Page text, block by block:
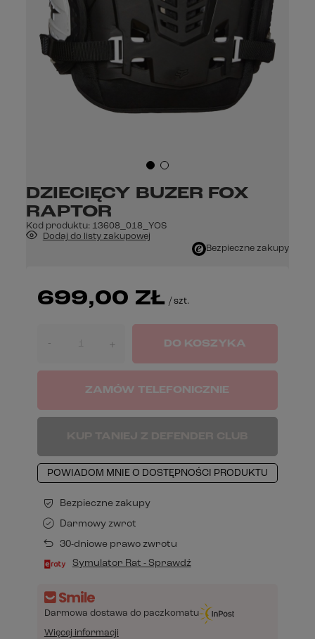
DZIECIĘCY BUZER FOX
RAPTOR
Kod produktu: 13608_018_YOS
Dodaj do listy zakupowej
Bezpieczne zakupy
699,00 ZŁ / szt.
- + DO KOSZYKA
ZAMÓW TELEFONICZNIE
POWIADOM MNIE O DOSTĘPNOŚCI PRODUKTU
Bezpieczne zakupy
Darmowy zwrot
30-dniowe prawo zwrotu
Symulator Rat - Sprawdź
Darmowa dostawa do paczkomatu
Więcej informacji